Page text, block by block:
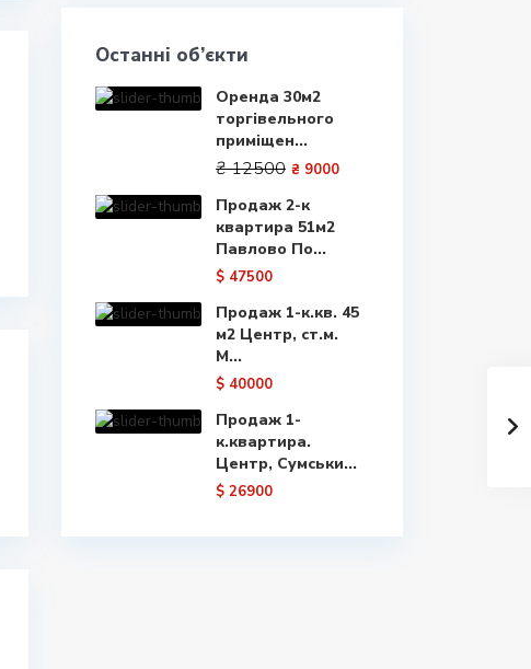
Останні об’єкти
Оренда 30м2
торгівельного
приміщен...
₴ 12500 ₴ 9000
Продаж 2-к
квартира 51м2
Павлово По...
$ 47500
Продаж 1-к.кв. 45
м2 Центр, ст.м.
М...
$ 40000
Продаж 1-
к.квартира.
Центр, Сумськи...
$ 26900